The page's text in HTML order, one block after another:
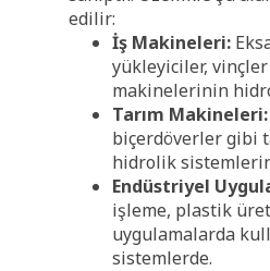
edilir:
İş Makineleri:
yükleyiciler,
makinelerinin
Tarım Makineleri:
biçerdöverler gibi
hidrolik
Endüstriyel
işleme, plastik
uygulamalarda
sistemlerde.